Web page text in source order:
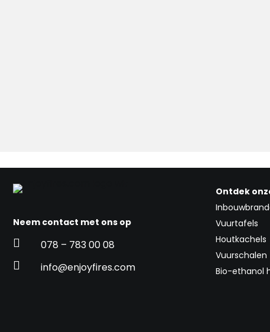
Neem contact met ons op
 078 – 783 00 08
 info@enjoyfires.com
Ontdek
Vuurtafels
Houtkachels
Vuurschalen
Bio-ethanol